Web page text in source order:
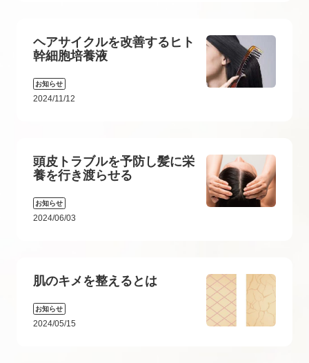
ヘアサイクルを改善するヒト
幹細胞培養液
お知らせ
2024/11/12
頭皮トラブルを予防し髪に栄
養を行き渡らせる
お知らせ
2024/06/03
肌のキメを整えるとは
お知らせ
2024/05/15